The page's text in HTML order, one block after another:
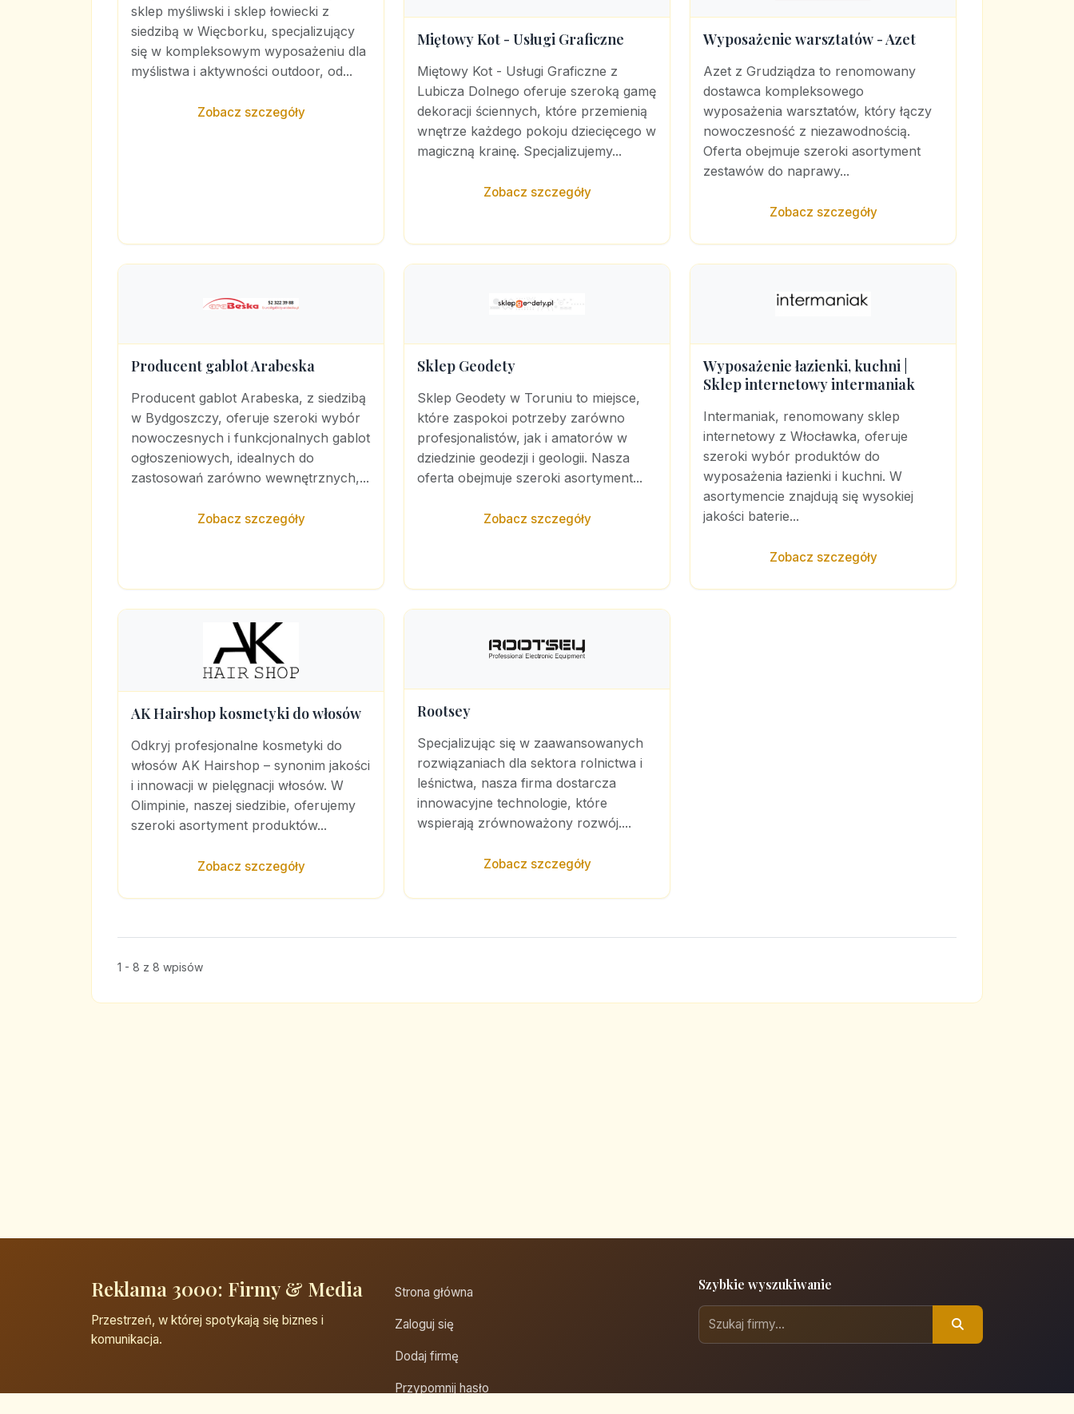
sklep myśliwski i sklep łowiecki z
siedzibą w Więcborku, specjalizujący
się w kompleksowym wyposażeniu dla
myślistwa i aktywności outdoor, od...
Zobacz szczegóły
Miętowy Kot - Usługi Graficzne
Miętowy Kot - Usługi Graficzne z
Lubicza Dolnego oferuje szeroką gamę
dekoracji ściennych, które przemienią
wnętrze każdego pokoju dziecięcego w
magiczną krainę. Specjalizujemy...
Zobacz szczegóły
Wyposażenie warsztatów - Azet
Azet z Grudziądza to renomowany
dostawca kompleksowego
wyposażenia warsztatów, który łączy
nowoczesność z niezawodnością.
Oferta obejmuje szeroki asortyment
zestawów do naprawy...
Zobacz szczegóły
Producent gablot Arabeska
Producent gablot Arabeska, z siedzibą
w Bydgoszczy, oferuje szeroki wybór
nowoczesnych i funkcjonalnych gablot
ogłoszeniowych, idealnych do
zastosowań zarówno wewnętrznych,...
Zobacz szczegóły
Sklep Geodety
Sklep Geodety w Toruniu to miejsce,
które zaspokoi potrzeby zarówno
profesjonalistów, jak i amatorów w
dziedzinie geodezji i geologii. Nasza
oferta obejmuje szeroki asortyment...
Zobacz szczegóły
Wyposażenie łazienki, kuchni |
Sklep internetowy intermaniak
Intermaniak, renomowany sklep
internetowy z Włocławka, oferuje
szeroki wybór produktów do
wyposażenia łazienki i kuchni. W
asortymencie znajdują się wysokiej
jakości baterie...
Zobacz szczegóły
AK Hairshop kosmetyki do włosów
Odkryj profesjonalne kosmetyki do
włosów AK Hairshop – synonim jakości
i innowacji w pielęgnacji włosów. W
Olimpinie, naszej siedzibie, oferujemy
szeroki asortyment produktów...
Zobacz szczegóły
Rootsey
Specjalizując się w zaawansowanych
rozwiązaniach dla sektora rolnictwa i
leśnictwa, nasza firma dostarcza
innowacyjne technologie, które
wspierają zrównoważony rozwój....
Zobacz szczegóły
1 - 8 z 8 wpisów
Reklama 3000: Firmy & Media
Przestrzeń, w której spotykają się biznes i
komunikacja.
Strona główna
Zaloguj się
Dodaj firmę
Przypomnij hasło
Szybkie wyszukiwanie